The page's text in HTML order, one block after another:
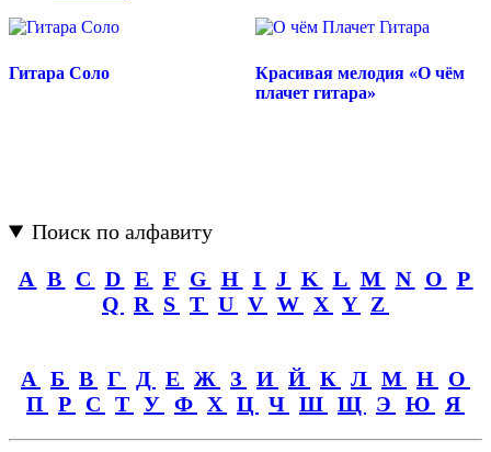
Гитара Соло
Красивая мелодия «О чём
плачет гитара»
Поиск по алфавиту
A B C D E F G H I J K L M N O
P
Q
R S T U V W X Y Z
А Б В Г Д Е Ж З И Й К Л М Н
О
П Р С Т У Ф Х Ц Ч Ш Щ Э Ю Я